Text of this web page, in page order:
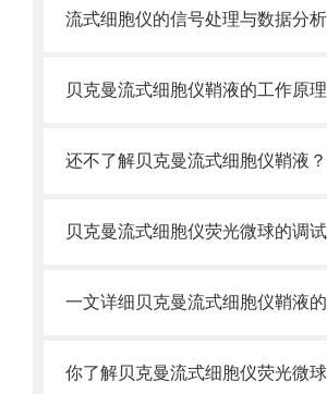
贝克曼流式细胞仪鞘液的工作原理